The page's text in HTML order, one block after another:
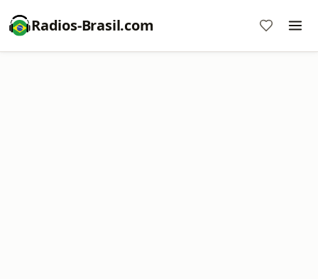
Radios-Brasil.com